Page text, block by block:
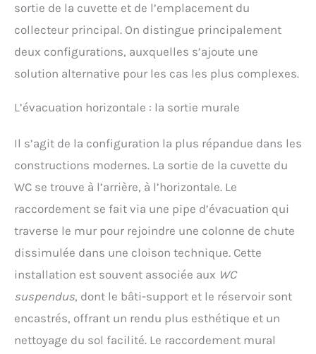
sortie de la cuvette et de l’emplacement du
collecteur principal. On distingue principalement
deux configurations, auxquelles s’ajoute une
solution alternative pour les cas les plus complexes.
L’évacuation horizontale : la sortie murale
Il s’agit de la configuration la plus répandue dans les
constructions modernes. La sortie de la cuvette du
WC se trouve à l’arrière, à l’horizontale. Le
raccordement se fait via une pipe d’évacuation qui
traverse le mur pour rejoindre une colonne de chute
dissimulée dans une cloison technique. Cette
installation est souvent associée aux WC
suspendus, dont le bâti-support et le réservoir sont
encastrés, offrant un rendu plus esthétique et un
nettoyage du sol facilité. Le raccordement mural